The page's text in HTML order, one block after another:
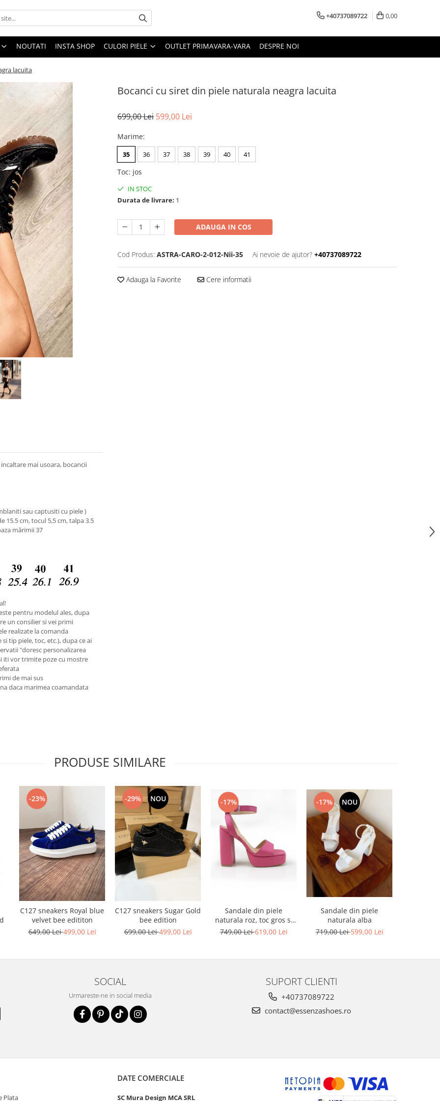
+40737089722 0,00
NOUTATI INSTA SHOP CULORI PIELE OUTLET PRIMAVARA-VARA DESPRE NOI
lacuita
Bocanci cu siret din piele naturala neagra lacuita
699,00 Lei 599,00 Lei
Marime:
35 36 37 38 39 40 41
Toc: jos
IN STOC
Durata de livrare: 1
ADAUGA IN COS
Cod Produs: ASTRA-CARO-2-012-Nii-35 Ai nevoie de ajutor? +40737089722
Adauga la Favorite Cere informatii
mai usoara, bocancii
sau captusiti cu piele )
15.5 cm, tocul 5,5 cm, talpa 3.5
mărimii 37
pentru modelul ales, dupa
un consilier si vei primi
realizate la comanda
tip piele, toc, etc.), dupa ce ai
"doresc personalizarea
iti vor trimite poze cu mostre
de mai sus
daca marimea coamandata
PRODUSE SIMILARE
-23%
C127 sneakers Royal blue
velvet bee edititon
649,00 Lei499,00 Lei
-29% NOU
C127 sneakers Sugar Gold
bee edition
699,00 Lei499,00 Lei
-17%
Sandale din piele
naturala roz, toc gros si
platforma
749,00 Lei619,00 Lei
-17% NOU
Sandale din piele
naturala alba
719,00 Lei599,00 Lei
SOCIAL
Urmareste-ne in social media
SUPORT CLIENTI
+40737089722
contact@essenzashoes.ro
Plata
DATE COMERCIALE
SC Mura Design MCA SRL